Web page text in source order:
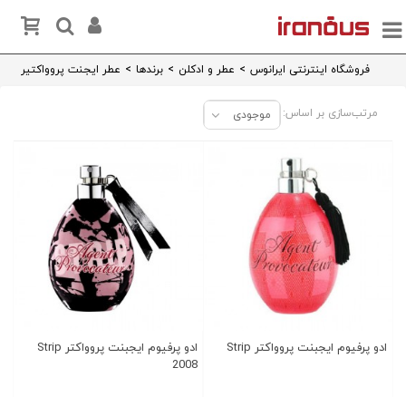
فروشگاه اینترنتی ایرانوس > عطر و ادکلن > برندها > عطر ایجنت پروواکتیر
مرتب‌سازی بر اساس: موجودی
ادو پرفیوم ایجبنت پروواکتر Strip
ادو پرفیوم ایجبنت پروواکتر Strip
2008